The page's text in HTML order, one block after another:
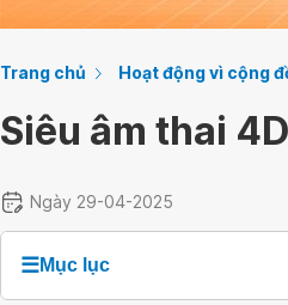
Trang chủ Hoạt động vì cộng
Siêu âm thai
Ngày 29-04-2025
☰Mục lục